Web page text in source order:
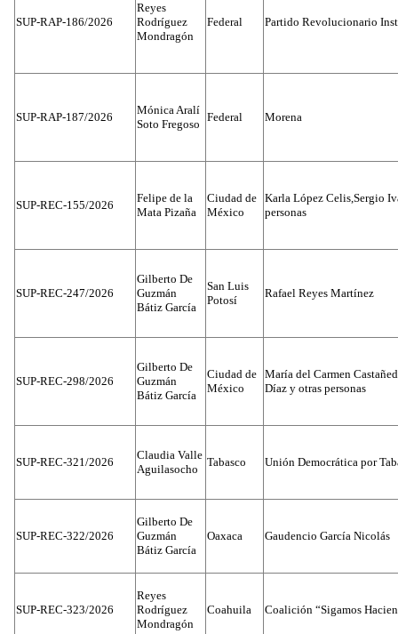
SUP-RAP-186/2026
Reyes
Rodríguez
Mondragón
Federal Partido Revolucionario
SUP-RAP-187/2026
Mónica Aralí
Soto Fregoso
Federal Morena
SUP-REC-155/2026
Felipe de la
Mata Pizaña
Ciudad de
México
Karla López Celis,Sergio
personas
SUP-REC-247/2026
Gilberto De
Guzmán
Bátiz García
San Luis
Potosí
Rafael Reyes Martínez
SUP-REC-298/2026
Gilberto De
Guzmán
Bátiz García
Ciudad de
México
María del Carmen
Díaz y otras personas
SUP-REC-321/2026
Claudia Valle
Aguilasocho
Tabasco Unión Democrática por
SUP-REC-322/2026
Gilberto De
Guzmán
Bátiz García
Oaxaca Gaudencio García Nicolás
SUP-REC-323/2026
Reyes
Rodríguez
Mondragón
Coahuila Coalición “Sigamos